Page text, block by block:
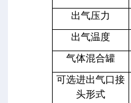
出气压力
出气温度
气体混合罐
可选进出气口接
头形式